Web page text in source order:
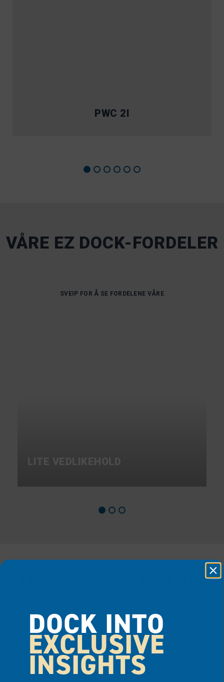
PWC 2I
VÅRE EZ DOCK-FORDELER
SVEIP FOR Å SE FORDELENE VÅRE
KAN TILPASSES FOR ALLE
EZ Dock har eksistert siden 1991 og hjulpet industrielle,
kommersielle, offentlige og private kunder med å få
bedre tilgang til vannet. Vi designer alle produktene våre
slik at de kan tilpasses fullt ut. Enten du trenger en
kommersiell brygge for å kjøre båtturer, en EZ Launch®
DOCK INTO
EXCLUSIVE
INSIGHTS